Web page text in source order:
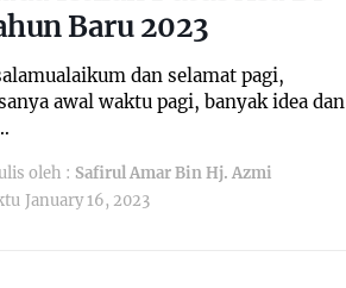
Baru 2023
dan selamat pagi,
awal waktu pagi, banyak idea dan
oleh : Safirul Amar Bin Hj. Azmi
January 16, 2023